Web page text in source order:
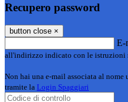
Recupero password
button close ×
E-
all'indirizzo indicato con le istruzioni
Non hai una e-mail associata al
tramite la Login Spaggiari